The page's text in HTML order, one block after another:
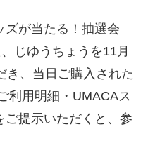
ズが当たる！抽選会
じゆうちょうを11月
き、当日ご購入された
利用明細・UMACAス
ご提示いただくと、参